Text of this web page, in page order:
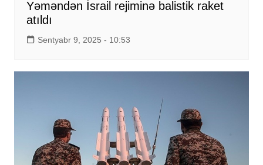
Yəməndən İsrail rejiminə balistik raket
atıldı
Sentyabr 9, 2025 - 10:53